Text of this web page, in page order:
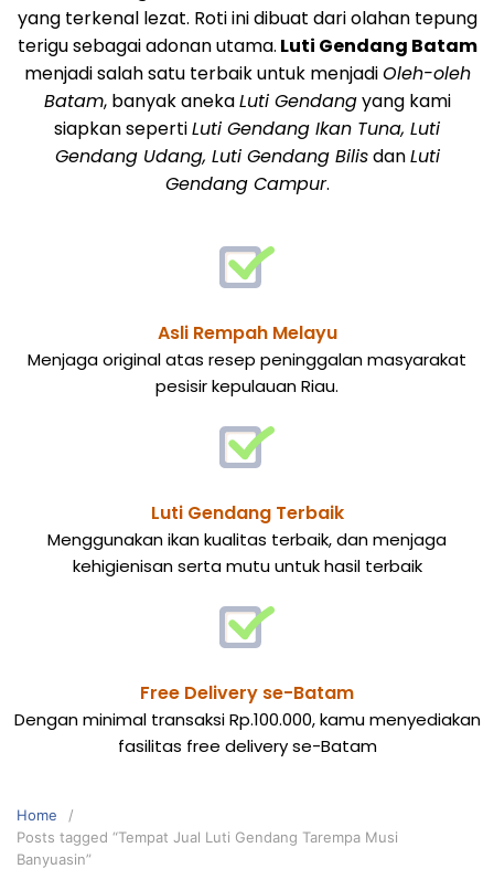
yang terkenal lezat. Roti ini dibuat dari olahan tepung
terigu sebagai adonan utama. Luti Gendang Batam
menjadi salah satu terbaik untuk menjadiOleh-oleh
Batam, banyak anekaLuti Gendangyang kami
siapkan sepertiLuti Gendang Ikan Tuna, Luti
Gendang Udang, Luti Gendang BilisdanLuti
Gendang Campur.
Asli Rempah Melayu
Menjaga original atas resep peninggalan masyarakat
pesisir kepulauan Riau.
Luti Gendang Terbaik
Menggunakan ikan kualitas terbaik, dan menjaga
kehigienisan serta mutu untuk hasil terbaik
Free Delivery se-Batam
Dengan minimal transaksi Rp.100.000, kamu menyediakan
fasilitas free delivery se-Batam
Home
Posts tagged “Tempat Jual Luti Gendang Tarempa Musi
Banyuasin”